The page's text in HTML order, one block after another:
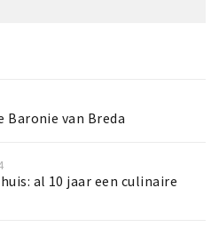
Baronie van Breda
al 10 jaar een culinaire